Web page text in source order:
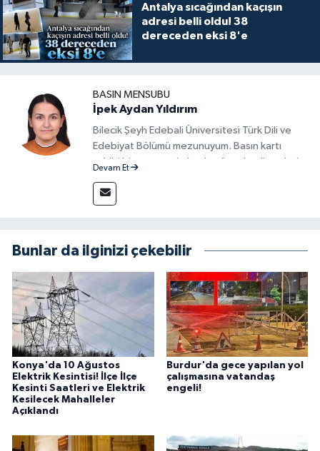
Antalya sıcağından kaçışın
adresi belli oldu! 38
dereceden eksi 8'e
BASIN MENSUBU
İpek Aydan Yıldırım
Bilecik Şeyh Edebali Üniversitesi Türk Dili ve
Edebiyat Bölümü mezunuyum. Basın kartı
sahibi bir gazeteci olarak, güncel gelişmeleri
güvenilir ve tarafsız bilgilerle buluşturmayı
amaçlıyorum. Habercilik anlayışımda etik
alanlarda ürettiğim içeriklerle kamuoyuna
fayda sağla
Devam Et
Bunlar da ilginizi çekebilir
Konya'da 10 Ağustos
Elektrik Kesintisi! İlçe İlçe
Kesinti Saatleri ve Elektrik
Kesilecek Mahalleler
Açıklandı
Burdur'da gece yapılan yol
çalışmasına vatandaş
engeli!